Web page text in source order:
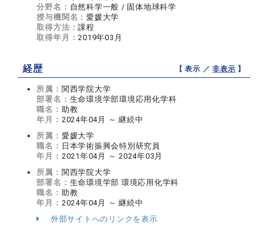
分野名： 自然科学一般 / 固体地球科学
授与機関名：愛媛大学
取得方法：課程
取得年月：2019年03月
経歴 【 表示 ／非表示 】
所属： 関西学院大学
部署名： 生命環境学部環境応用化学科
職名： 助教
年月： 2024年04月 ～ 継続中
所属： 愛媛大学
職名： 日本学術振興会特別研究員
年月： 2021年04月 ～ 2024年03月
所属： 関西学院大学
部署名： 生命環境学部 環境応用化学科
職名： 助教
年月： 2024年04月 ～ 継続中
外部サイトへのリンクを表示